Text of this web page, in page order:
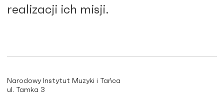
realizacji ich misji.
Narodowy Instytut Muzyki i Tańca
ul. Tamka 3